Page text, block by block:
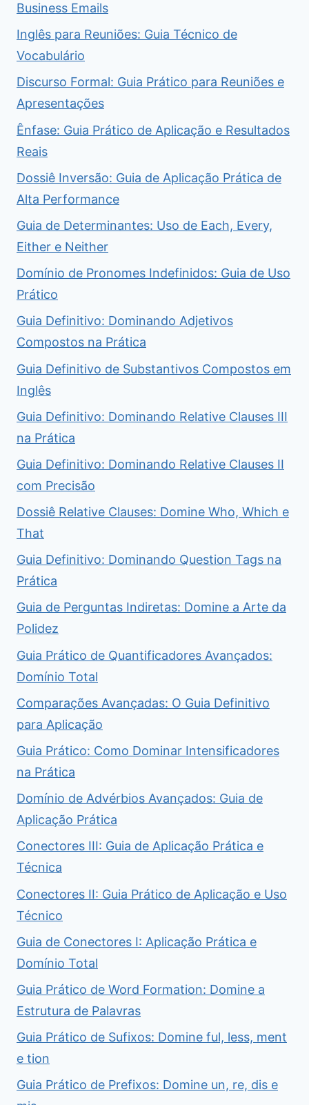
Business Emails
Inglês para Reuniões: Guia Técnico de
Vocabulário
Discurso Formal: Guia Prático para Reuniões e
Apresentações
Ênfase: Guia Prático de Aplicação e Resultados
Reais
Dossiê Inversão: Guia de Aplicação Prática de
Alta Performance
Guia de Determinantes: Uso de Each, Every,
Either e Neither
Domínio de Pronomes Indefinidos: Guia de Uso
Prático
Guia Definitivo: Dominando Adjetivos
Compostos na Prática
Guia Definitivo de Substantivos Compostos em
Inglês
Guia Definitivo: Dominando Relative Clauses III
na Prática
Guia Definitivo: Dominando Relative Clauses II
com Precisão
Dossiê Relative Clauses: Domine Who, Which e
That
Guia Definitivo: Dominando Question Tags na
Prática
Guia de Perguntas Indiretas: Domine a Arte da
Polidez
Guia Prático de Quantificadores Avançados:
Domínio Total
Comparações Avançadas: O Guia Definitivo
para Aplicação
Guia Prático: Como Dominar Intensificadores
na Prática
Domínio de Advérbios Avançados: Guia de
Aplicação Prática
Conectores III: Guia de Aplicação Prática e
Técnica
Conectores II: Guia Prático de Aplicação e Uso
Técnico
Guia de Conectores I: Aplicação Prática e
Domínio Total
Guia Prático de Word Formation: Domine a
Estrutura de Palavras
Guia Prático de Sufixos: Domine ful, less, ment
e tion
Guia Prático de Prefixos: Domine un, re, dis e